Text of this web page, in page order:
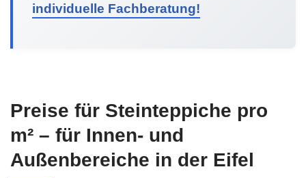
individuelle Fachberatung!
Preise für Steinteppiche pro
m² – für Innen- und
Außenbereiche in der Eifel